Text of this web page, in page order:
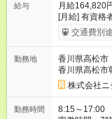
給与
月給164,820
[月給] 有資格者
2回（業績による 初年度1
により給与がアップします！
交通費別
勤務地
香川県高松市
香川県高松市
株式会社ニ
勤務時間
8:15～17:00